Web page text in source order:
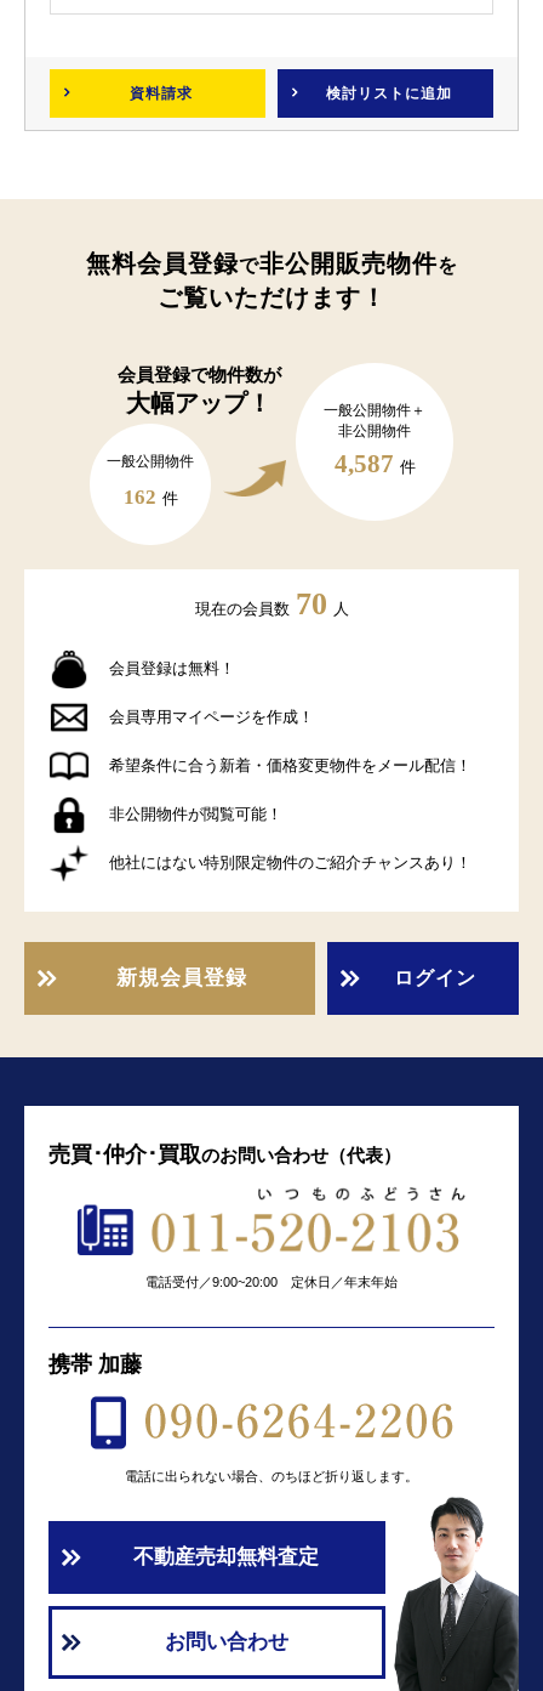
資料請求 検討リスト に追加
無料会員登録で非公開販売物件を
ご覧いただけます！
会員登録で物件数が
大幅アップ！
一般公開物件
162 件
一般公開物件＋
非公開物件
4,587 件
現在の会員数 70 人
会員登録は無料！
会員専用マイページを作成！
希望条件に合う新着・価格変更物件をメール配信！
非公開物件が閲覧可能！
他社にはない特別限定物件のご紹介チャンスあり！
新規会員登録 ログイン
売買･仲介･買取のお問い合わせ（代表）
電話受付／9:00~20:00 定休日／年末年始
携帯 加藤
電話に出られない場合、のちほど折り返します。
不動産売却無料査定
お問い合わせ